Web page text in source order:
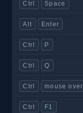
Ctrl Space
Alt Enter
Ctrl P
Ctrl Q
Ctrl mouse over
Ctrl F1